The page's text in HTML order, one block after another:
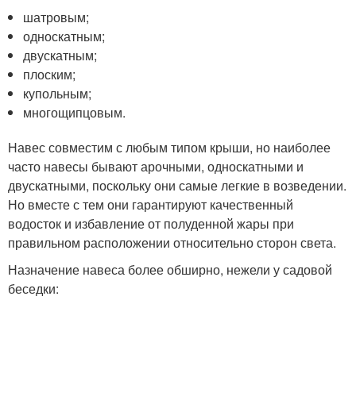
шатровым;
односкатным;
двускатным;
плоским;
купольным;
многощипцовым.
Навес совместим с любым типом крыши, но наиболее
часто навесы бывают арочными, односкатными и
двускатными, поскольку они самые легкие в возведении.
Но вместе с тем они гарантируют качественный
водосток и избавление от полуденной жары при
правильном расположении относительно сторон света.
Назначение навеса более обширно, нежели у садовой
беседки: